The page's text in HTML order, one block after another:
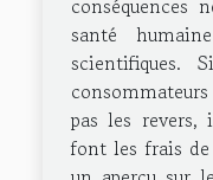
conséquences
santé
scientifiques.
pas les revers,
font les frais